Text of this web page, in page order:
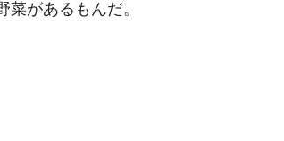
があるもんだ。